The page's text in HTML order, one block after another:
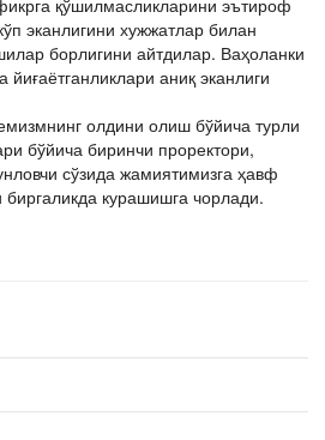
қўшилмасликларини эътироф
эканлигини хужжатлар билан
борлигини айтдилар. Ваҳоланки
аниқ эканлиги
олдини олиш бўйича турли
бўйича биринчи проректори,
сўзида жамиятимизга ҳавф
биргаликда курашишга чорлади.